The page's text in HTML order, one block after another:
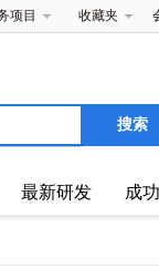
项目 收藏夹
最新研发 成